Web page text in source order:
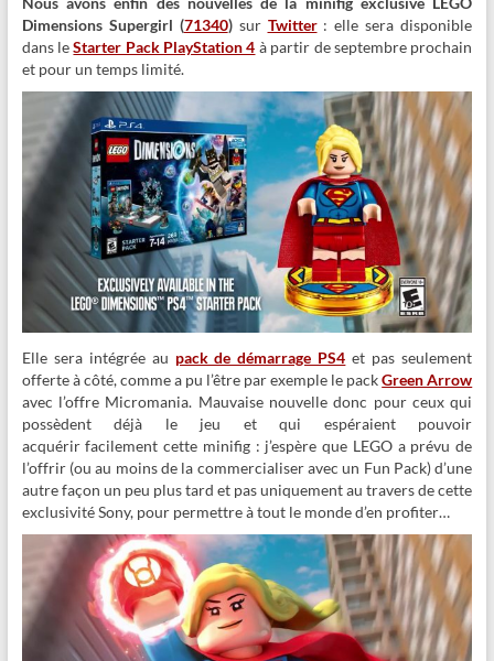
Dimensions Supergirl (71340)sur Twitter: elle sera disponible
dans leStarter Pack PlayStation 4 à partir de septembre prochain
et pour un temps limité.
Elle sera intégrée au pack de démarrage PS4 et pas seulement
offerte à côté, comme a pu l’être par exemple le packGreen Arrow
avec l’offre Micromania. Mauvaise nouvelle donc pour ceux qui
possèdent déjà le jeu et qui espéraient pouvoir
acquérir facilement cette minifig : j’espère que LEGO a prévu de
l’offrir (ou au moins de la commercialiser avec un Fun Pack) d’une
autre façon un peu plus tard et pas uniquement au travers de cette
exclusivité Sony, pour permettre à tout le monde d’en profiter…